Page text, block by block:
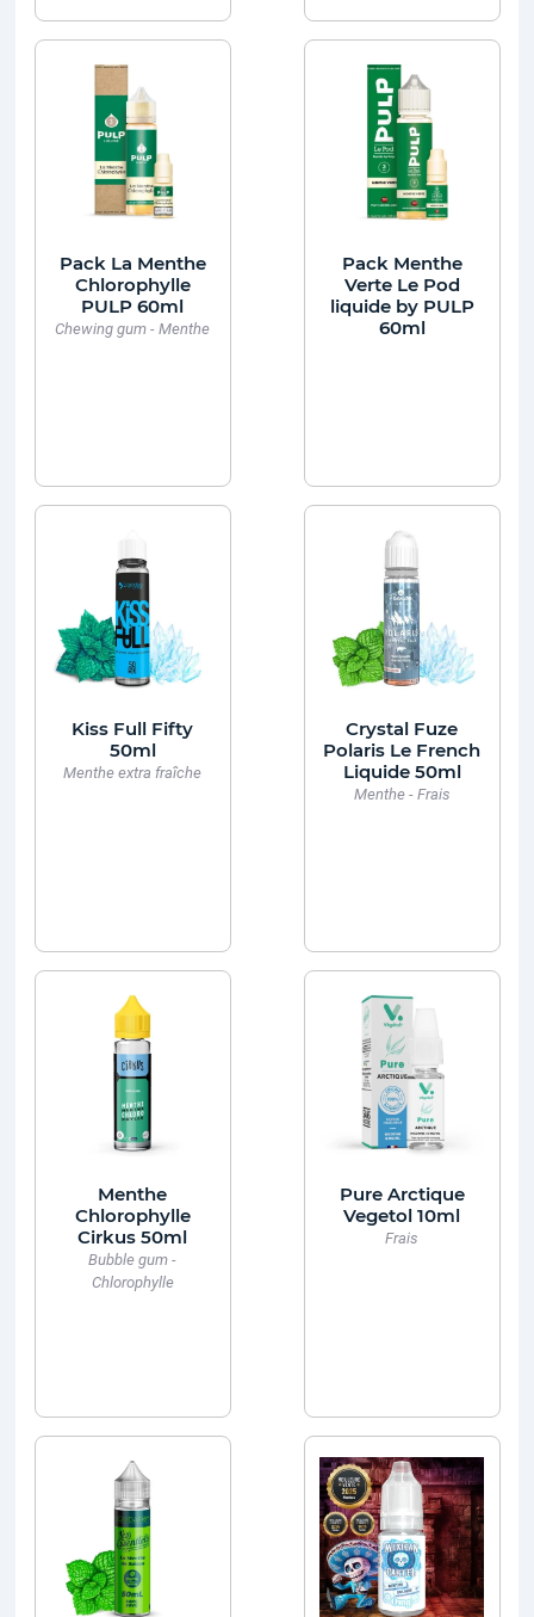
Pack La Menthe
Chlorophylle
PULP 60ml
Chewing gum - Menthe
Pack Menthe
Verte Le Pod
liquide by PULP
60ml
Kiss Full Fifty
50ml
Menthe extra fraîche
Crystal Fuze
Polaris Le French
Liquide 50ml
Menthe - Frais
Menthe
Chlorophylle
Cirkus 50ml
Bubble gum -
Chlorophylle
Pure Arctique
Vegetol 10ml
Frais